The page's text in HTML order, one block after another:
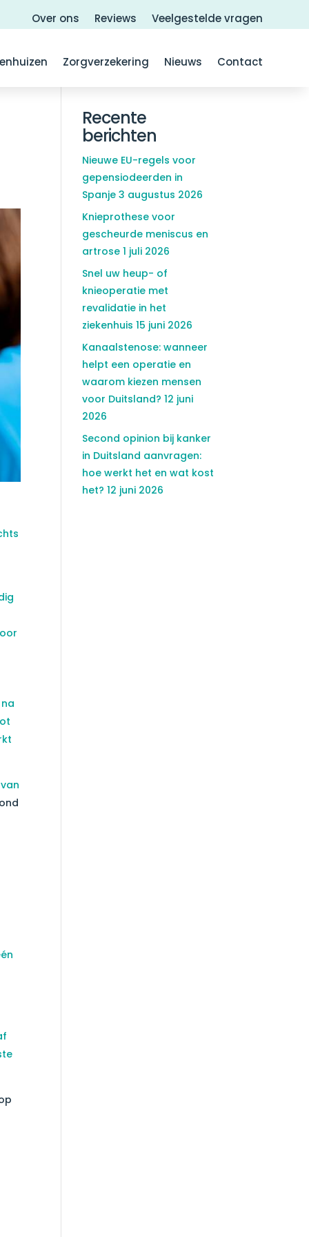
Over ons Reviews Veelgestelde vragen
Zorgverzekering Nieuws Contact
Recente
berichten
Nieuwe EU-regels voor
gepensiodeerden in
Spanje 3 augustus 2026
Knieprothese voor
gescheurde meniscus en
artrose 1 juli 2026
Snel uw heup- of
knieoperatie met
revalidatie in het
ziekenhuis 15 juni 2026
Kanaalstenose: wanneer
helpt een operatie en
waarom kiezen mensen
voor Duitsland? 12 juni
2026
Second opinion bij kanker
in Duitsland aanvragen:
hoe werkt het en wat kost
het? 12 juni 2026